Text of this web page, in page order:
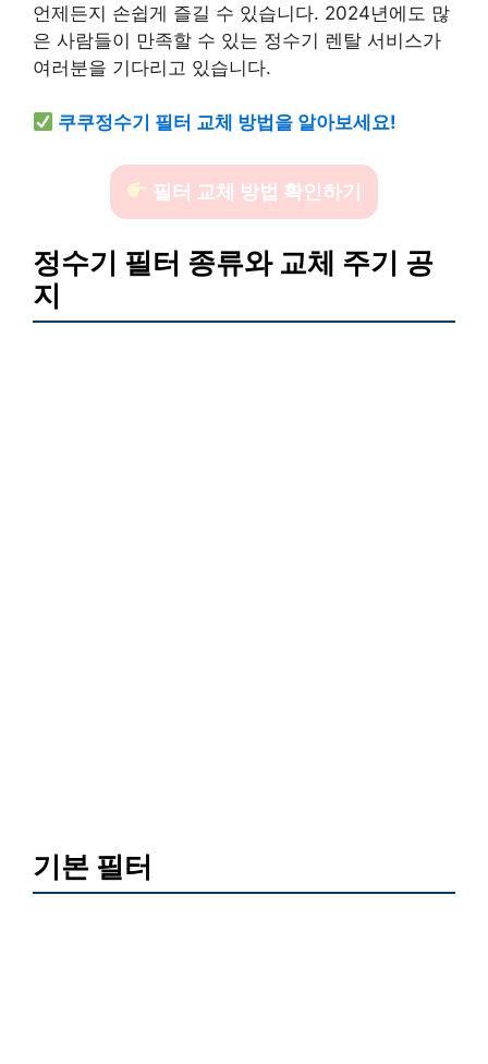
언제든지 손쉽게 즐길 수 있습니다. 2024년에도 많
은 사람들이 만족할 수 있는 정수기 렌탈 서비스가
여러분을 기다리고 있습니다.
쿠쿠정수기 필터 교체 방법을 알아보세요!
필터 교체 방법 확인하기
정수기 필터 종류와 교체 주기 공
지
기본 필터